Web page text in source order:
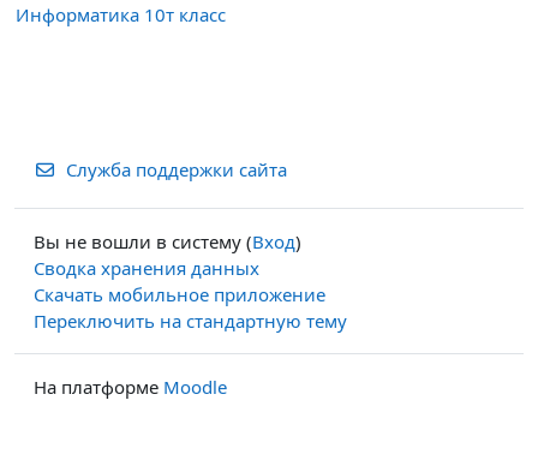
Информатика 10т класс
Служба поддержки сайта
Вы не вошли в систему (Вход)
Сводка хранения данных
Скачать мобильное приложение
Переключить на стандартную тему
На платформе Moodle